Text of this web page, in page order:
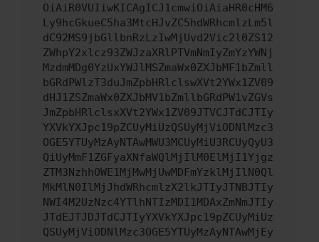
OiAiR0VUIiwKICAgICJ1cmwiOiAiaHR0cHM6
Ly9hcGkueC5ha3MtcHJvZC5hdWRhcmlzLm5l
dC92MS9jbGllbnRzLzIwMjUvd2Vic2l0ZS12
ZWhpY2xlcz93ZWJzaXRlPTVmNmIyZmYzYWNj
MzdmMDg0YzUxYWJlMSZmaWx0ZXJbMF1bZmll
bGRdPWlzT3duJmZpbHRlclswXVt2YWx1ZV09
dHJ1ZSZmaWx0ZXJbMV1bZmllbGRdPW1vZGVs
JmZpbHRlclsxXVt2YWx1ZV09JTVCJTdCJTIy
YXVkYXJpc19pZCUyMiUzQSUyMjViODNlMzc3
OGE5YTUyMzAyNTAwMWU3MCUyMiU3RCUyQyU3
QiUyMmF1ZGFyaXNfaWQlMjIlM0ElMjI1Yjgz
ZTM3NzhhOWE1MjMwMjUwMDFmYzklMjIlN0Ql
MkMlN0IlMjJhdWRhcmlzX2lkJTIyJTNBJTIy
NWI4M2UzNzc4YTlhNTIzMDI1MDAxZmNmJTIy
JTdEJTJDJTdCJTIyYXVkYXJpc19pZCUyMiUz
QSUyMjViODNlMzc3OGE5YTUyMzAyNTAwMjEy